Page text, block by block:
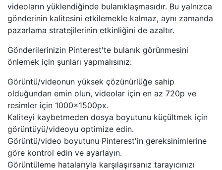
videoların yüklendiğinde bulanıklaşmasıdır. Bu yalnızca
gönderinin kalitesini etkilemekle kalmaz, aynı zamanda
pazarlama stratejilerinin etkinliğini de azaltır.
Gönderilerinizin Pinterest'te bulanık görünmesini
önlemek için şunları yapmalısınız:
Görüntü/videonun yüksek çözünürlüğe sahip
olduğundan emin olun, videolar için en az 720p ve
resimler için 1000x1500px.
Kaliteyi kaybetmeden dosya boyutunu küçültmek için
görüntüyü/videoyu optimize edin.
Görüntü/video boyutunu Pinterest'in gereksinimlerine
göre kontrol edin ve ayarlayın.
Görüntüleme hatalarıyla karşılaşırsanız tarayıcınızı